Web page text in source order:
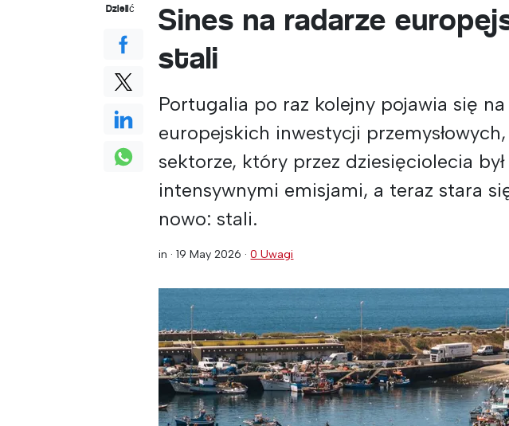
Sines na radarze
stali
Portugalia po raz kolejny pojawia się
europejskich inwestycji
sektorze, który przez dziesięciolecia
intensywnymi emisjami, a teraz stara
nowo: stali.
in ·19 May 2026 ·0 Uwagi
Dzielić